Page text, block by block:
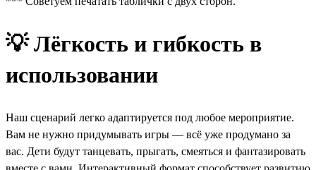
💡 Лёгкость и гибкость в
использовании
Наш сценарий легко адаптируется под любое мероприятие.
Вам не нужно придумывать игры — всё уже продумано за
вас. Дети будут танцевать, прыгать, смеяться и фантазировать